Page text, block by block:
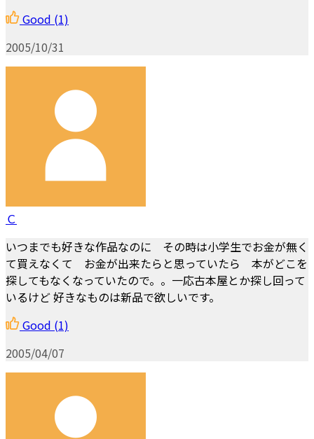
Good (1)
2005/10/31
Ｃ
いつまでも好きな作品なのに その時は小学生でお金が無く
て買えなくて お金が出来たらと思っていたら 本がどこを
探してもなくなっていたので。。一応古本屋とか探し回って
いるけど 好きなものは新品で欲しいです。
Good (1)
2005/04/07